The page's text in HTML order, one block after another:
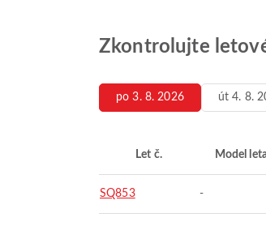
Zkontrolujte
po 3. 8. 2026 út 4. 8.
Let č. Model
SQ853 -